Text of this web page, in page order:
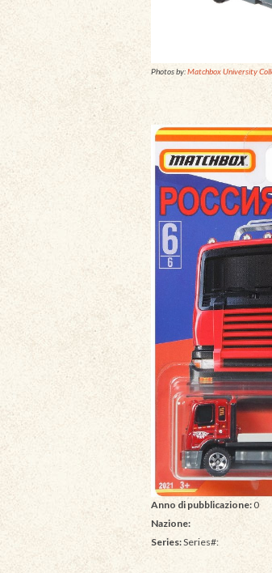
Photos by:Matchbox University
Anno di pubblicazione:0
Nazione:
Series:Series#: